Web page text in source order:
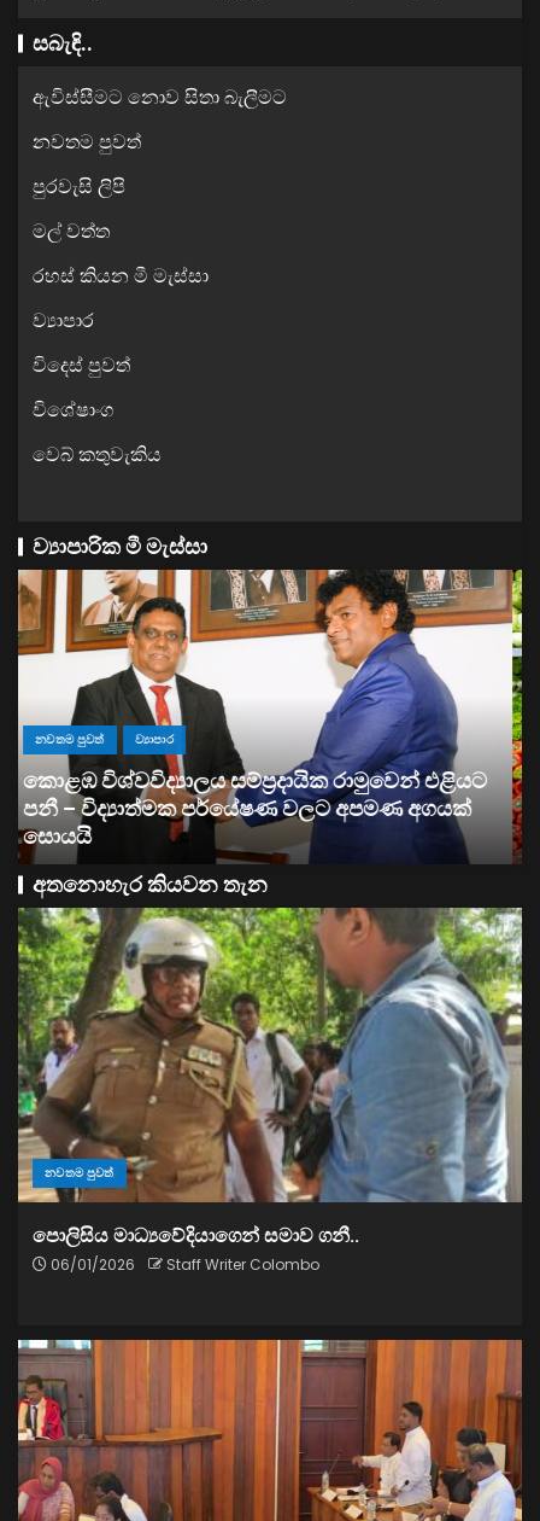
සබැඳි..
ඇවිස්සීමට නොව සිතා බැලීමට
නවතම පුවත්
පුරවැසි ලිපි
මල් වත්ත
රහස් කියන මී මැස්සා
ව්‍යාපාර
විදෙස් පුවත්
විශේෂාංග
වෙබ් කතුවැකිය
ව්‍යාපාරික මී මැස්සා
ව්‍යාපාර
සතොසෙන් සුපර් වැඩක් ..
අතනොහැර කියවන තැන
නවතම පුවත්
පොලිසිය මාධ්‍යවේදියාගෙන් සමාව ගනී..
06/01/2026 Staff Writer Colombo